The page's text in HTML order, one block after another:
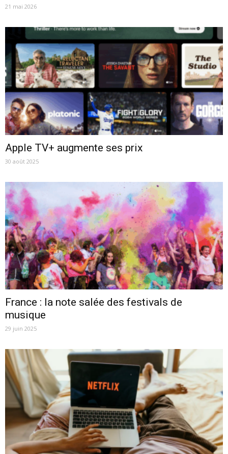
21 mai 2026
Apple TV+ augmente ses prix
30 août 2025
France : la note salée des festivals de
musique
29 juin 2025